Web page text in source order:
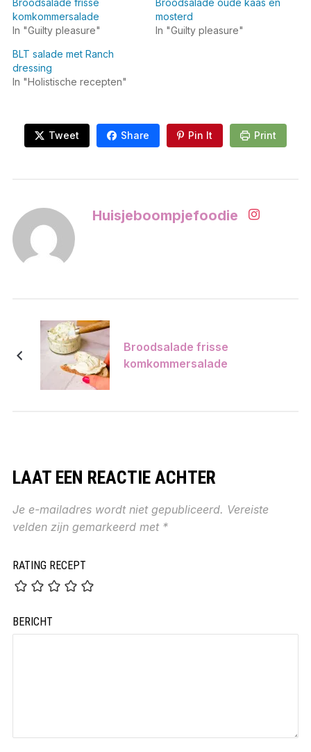
Broodsalade frisse
komkommersalade
In "Guilty pleasure"
Broodsalade oude kaas en
mosterd
In "Guilty pleasure"
BLT salade met Ranch
dressing
In "Holistische recepten"
Tweet Share Pin It Print
Huisjeboompjefoodie
Broodsalade frisse
komkommersalade
LAAT EEN REACTIE ACHTER
Je e-mailadres wordt niet gepubliceerd. Vereiste
velden zijn gemarkeerd met *
RATING RECEPT
BERICHT